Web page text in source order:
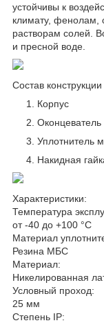
устойчивы к
климату, фенолам,
растворам солей.
и пресной воде.
Состав
Корпус
Оконцеватель
Уплотнитель
Накидная
Характеристики:
Температура
от -40 до +100 °С
Материал
Резина МБС
Материал:
Никелированная
Условный проход:
25 мм
Степень IP: